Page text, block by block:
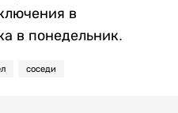
в
в понедельник.
соседи